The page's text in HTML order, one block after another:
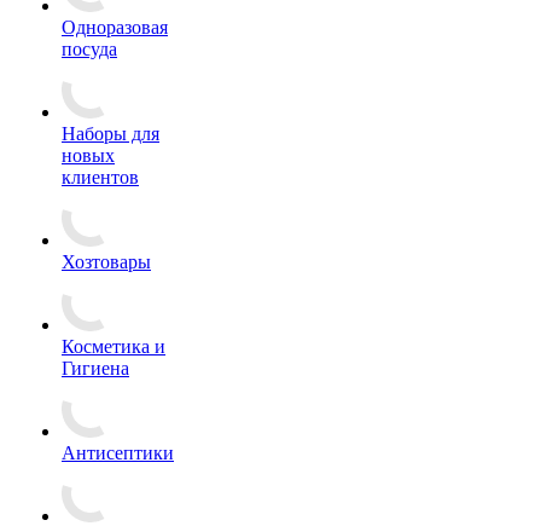
Одноразовая
посуда
Наборы для
новых
клиентов
Хозтовары
Косметика и
Гигиена
Антисептики